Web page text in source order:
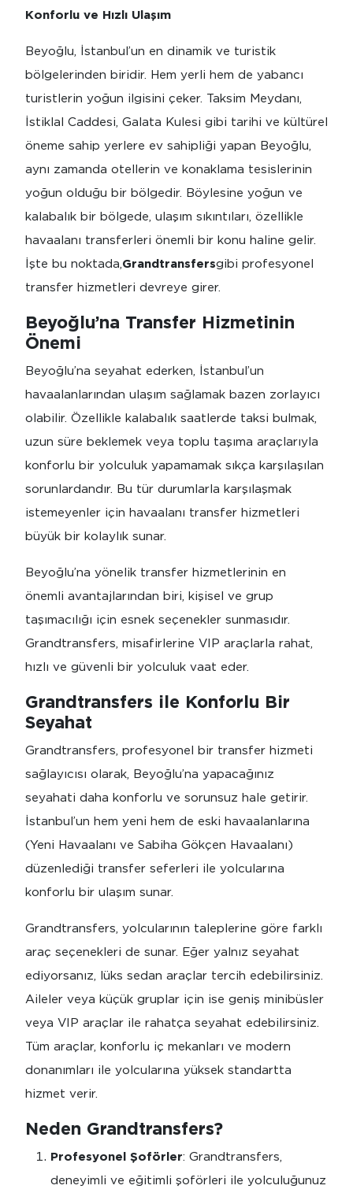
Konforlu ve Hızlı Ulaşım
Beyoğlu, İstanbul’un en dinamik ve turistik
bölgelerinden biridir. Hem yerli hem de yabancı
turistlerin yoğun ilgisini çeker. Taksim Meydanı,
İstiklal Caddesi, Galata Kulesi gibi tarihi ve kültürel
öneme sahip yerlere ev sahipliği yapan Beyoğlu,
aynı zamanda otellerin ve konaklama tesislerinin
yoğun olduğu bir bölgedir. Böylesine yoğun ve
kalabalık bir bölgede, ulaşım sıkıntıları, özellikle
havaalanı transferleri önemli bir konu haline gelir.
İşte bu noktada, Grandtransfersgibi profesyonel
transfer hizmetleri devreye girer.
Beyoğlu’na Transfer Hizmetinin
Önemi
Beyoğlu’na seyahat ederken, İstanbul’un
havaalanlarından ulaşım sağlamak bazen zorlayıcı
olabilir. Özellikle kalabalık saatlerde taksi bulmak,
uzun süre beklemek veya toplu taşıma araçlarıyla
konforlu bir yolculuk yapamamak sıkça karşılaşılan
sorunlardandır. Bu tür durumlarla karşılaşmak
istemeyenler için havaalanı transfer hizmetleri
büyük bir kolaylık sunar.
Beyoğlu’na yönelik transfer hizmetlerinin en
önemli avantajlarından biri, kişisel ve grup
taşımacılığı için esnek seçenekler sunmasıdır.
Grandtransfers, misafirlerine VIP araçlarla rahat,
hızlı ve güvenli bir yolculuk vaat eder.
Grandtransfers ile Konforlu Bir
Seyahat
Grandtransfers, profesyonel bir transfer hizmeti
sağlayıcısı olarak, Beyoğlu’na yapacağınız
seyahati daha konforlu ve sorunsuz hale getirir.
İstanbul’un hem yeni hem de eski havaalanlarına
(Yeni Havaalanı ve Sabiha Gökçen Havaalanı)
düzenlediği transfer seferleri ile yolcularına
konforlu bir ulaşım sunar.
Grandtransfers, yolcularının taleplerine göre farklı
araç seçenekleri de sunar. Eğer yalnız seyahat
ediyorsanız, lüks sedan araçlar tercih edebilirsiniz.
Aileler veya küçük gruplar için ise geniş minibüsler
veya VIP araçlar ile rahatça seyahat edebilirsiniz.
Tüm araçlar, konforlu iç mekanları ve modern
donanımları ile yolcularına yüksek standartta
hizmet verir.
Neden Grandtransfers?
Profesyonel Şoförler: Grandtransfers,
deneyimli ve eğitimli şoförleri ile yolculuğunuz